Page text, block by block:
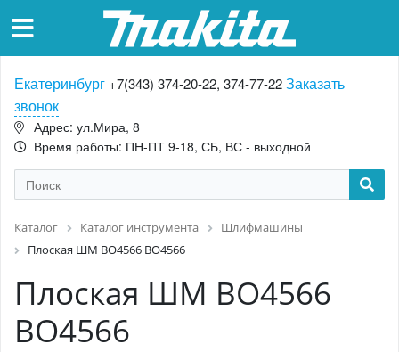
Екатеринбург +7(343) 374-20-22, 374-77-22Заказать
звонок
Адрес: ул.Мира, 8
Время работы: ПН-ПТ 9-18, СБ, ВС - выходной
Каталог Каталог инструмента
Шлифмашины
Плоская ШМ BO4566 BO4566
Плоская ШМ BO4566
BO4566